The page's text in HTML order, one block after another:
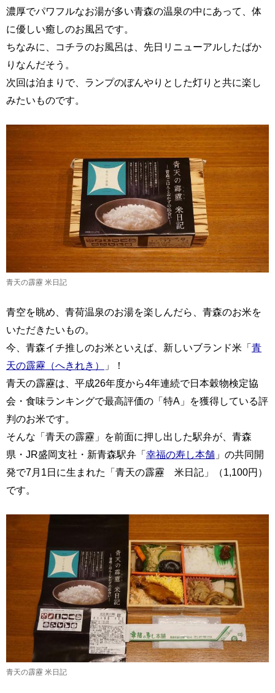
濃厚でパワフルなお湯が多い青森の温泉の中にあって、体
に優しい癒しのお風呂です。
ちなみに、コチラのお風呂は、先日リニューアルしたばか
りなんだそう。
次回は泊まりで、ランプのぼんやりとした灯りと共に楽し
みたいものです。
青天の霹靂 米日記
青空を眺め、青荷温泉のお湯を楽しんだら、青森のお米を
いただきたいもの。
今、青森イチ推しのお米といえば、新しいブランド米「 青
天の霹靂（へきれき）
」！
青天の霹靂は、平成26年度から4年連続で日本穀物検定協
会・食味ランキングで最高評価の「特A」を獲得している評
判のお米です。
そんな「青天の霹靂」を前面に押し出した駅弁が、青森
県・JR盛岡支社・新青森駅弁「 幸福の寿し本舗 」の共同開
発で7月1日に生まれた「青天の霹靂 米日記」（1,100円）
です。
青天の霹靂 米日記